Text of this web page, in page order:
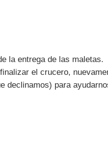
la entrega de las maletas.
el crucero,
declinamos) para